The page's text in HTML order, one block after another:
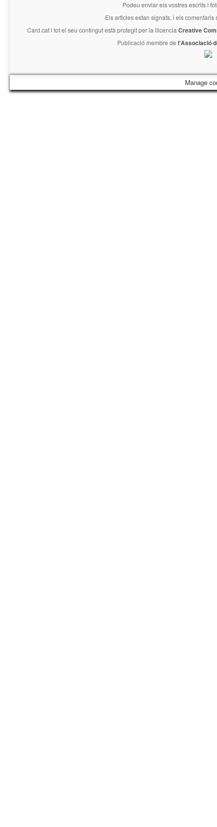
Podeu enviar els vostres escrits i
Els articles estan signats, i els
Card.cati tot el seu contingut està protegit per la llicencia Creative
Publicació membre de l'Associació
Manage